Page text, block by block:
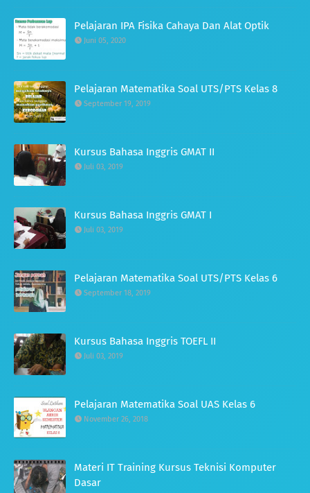
Pelajaran IPA Fisika Cahaya Dan Alat Optik
Juni 05, 2020
Pelajaran Matematika Soal UTS/PTS Kelas 8
September 19, 2019
Kursus Bahasa Inggris GMAT II
Juli 03, 2019
Kursus Bahasa Inggris GMAT I
Juli 03, 2019
Pelajaran Matematika Soal UTS/PTS Kelas 6
September 18, 2019
Kursus Bahasa Inggris TOEFL II
Juli 03, 2019
Pelajaran Matematika Soal UAS Kelas 6
November 26, 2018
Materi IT Training Kursus Teknisi Komputer
Dasar